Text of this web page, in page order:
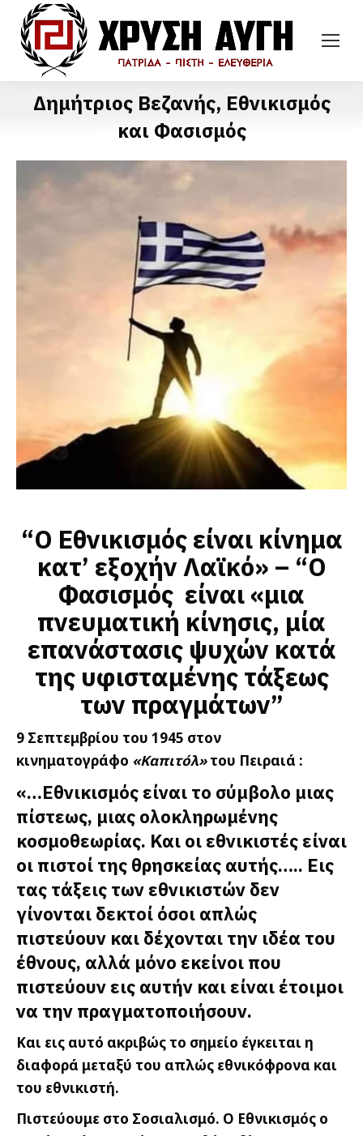
Δημήτριος Βεζανής, Εθνικισμός
και Φασισμός
“Ο Εθνικισμός είναι κίνημα
κατ’ εξοχήν Λαϊκό» – “Ο
Φασισμός είναι «μια
πνευματική κίνησις, μία
επανάστασις ψυχών κατά
της υφισταμένης τάξεως
των πραγμάτων”
9 Σεπτεμβρίου του 1945 στον
κινηματογράφο «Καπιτόλ»του Πειραιά :
«…Εθνικισμός είναι το σύμβολο μιας
πίστεως, μιας ολοκληρωμένης
κοσμοθεωρίας. Και οι εθνικιστές είναι
οι πιστοί της θρησκείας αυτής….. Εις
τας τάξεις των εθνικιστών δεν
γίνονται δεκτοί όσοι απλώς
πιστεύουν και δέχονται την ιδέα του
έθνους, αλλά μόνο εκείνοι που
πιστεύουν εις αυτήν και είναι έτοιμοι
να την πραγματοποιήσουν.
Και εις αυτό ακριβώς το σημείο έγκειται η
διαφορά μεταξύ του απλώς εθνικόφρονα και
του εθνικιστή.
Πιστεύουμε στο Σοσιαλισμό. Ο Εθνικισμός ο